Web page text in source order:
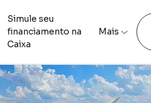
Simule seu
financiamento na
Caixa
Mais